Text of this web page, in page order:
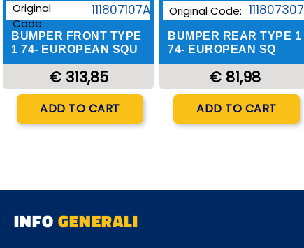
Original
Code:
111807107A
BUMPER FRONT TYPE
1 74- EUROPEAN SQU
€ 313,85
Quantity
ADD TO CART
Original Code: 111807307
BUMPER REAR TYPE 1
74- EUROPEAN SQ
€ 81,98
Quantity
ADD TO CART
INFOGENERALI